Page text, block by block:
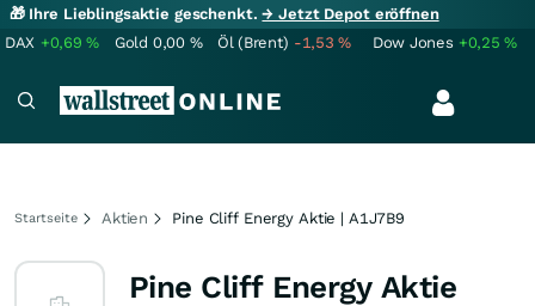
🎁 Ihre Lieblingsaktie geschenkt.→ Jetzt Depot eröffnen
DAX +0,69% Gold 0,00 % Öl (Brent) -1,53% Dow Jones +0,25%
Startseite Aktien Pine Cliff Energy Aktie | A1J7B9
Pine Cliff Energy Aktie